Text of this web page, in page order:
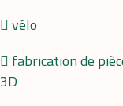
 vélo
 fabrication de
3D